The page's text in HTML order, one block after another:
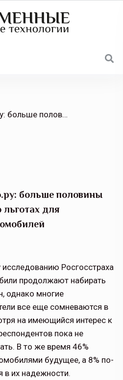
/ Росгосстрах и Авто.ру: больше половины россиян не знают о льготах для владельцев электромобилей
больше половины
для
Росгосстраха
продолжают набирать
однако многие
все еще сомневаются в
на имеющийся интерес к
пока не
В то же время 46%
будущее, а 8% по-
в их надежности.